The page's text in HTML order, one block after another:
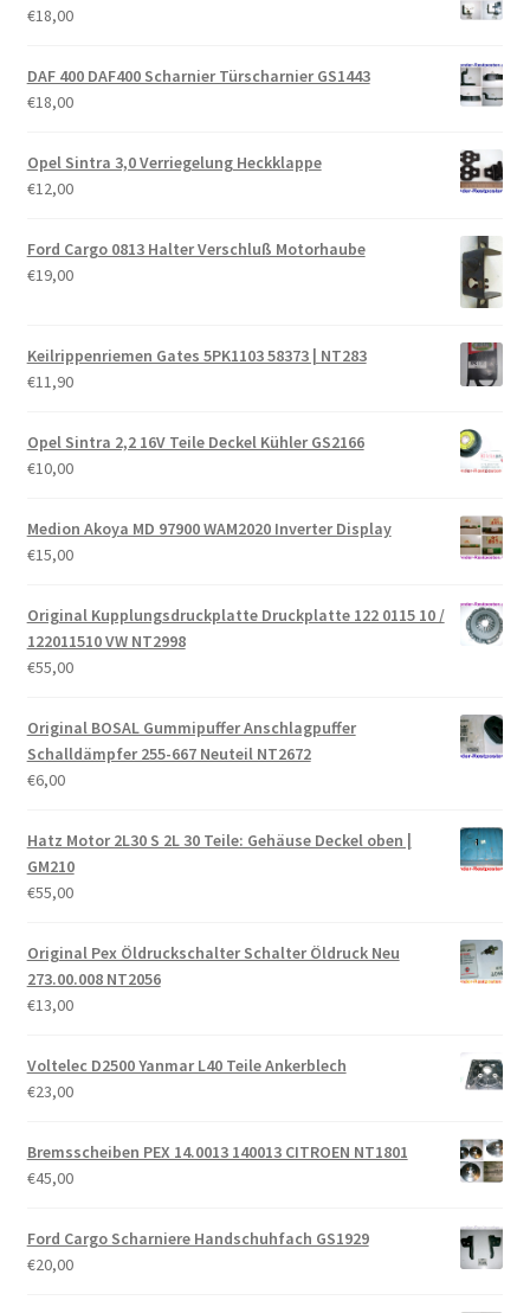
€18,00
DAF 400 DAF400 Scharnier Türscharnier GS1443
€18,00
Opel Sintra 3,0 Verriegelung Heckklappe
€12,00
Ford Cargo 0813 Halter Verschluß Motorhaube
€19,00
Keilrippenriemen Gates 5PK1103 58373 | NT283
€11,90
Opel Sintra 2,2 16V Teile Deckel Kühler GS2166
€10,00
Medion Akoya MD 97900 WAM2020 Inverter Display
€15,00
Original Kupplungsdruckplatte Druckplatte 122 0115 10 /
122011510 VW NT2998
€55,00
Original BOSAL Gummipuffer Anschlagpuffer
Schalldämpfer 255-667 Neuteil NT2672
€6,00
Hatz Motor 2L30 S 2L 30 Teile: Gehäuse Deckel oben |
GM210
€55,00
Original Pex Öldruckschalter Schalter Öldruck Neu
273.00.008 NT2056
€13,00
Voltelec D2500 Yanmar L40 Teile Ankerblech
€23,00
Bremsscheiben PEX 14.0013 140013 CITROEN NT1801
€45,00
Ford Cargo Scharniere Handschuhfach GS1929
€20,00